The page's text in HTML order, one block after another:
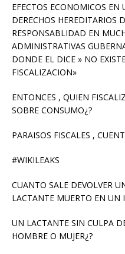
EFECTOS ECONOMICOS
DERECHOS HEREDITARIOS
RESPONSABLIDAD EN
ADMINISTRATIVAS
DONDE EL DICE » NO
FISCALIZACION»
ENTONCES , QUIEN
SOBRE CONSUMO¿?
PARAISOS FISCALES ,
#WIKILEAKS
CUANTO SALE DEVOLVER
LACTANTE MUERTO EN UN
UN LACTANTE SIN CULPA
HOMBRE O MUJER¿?